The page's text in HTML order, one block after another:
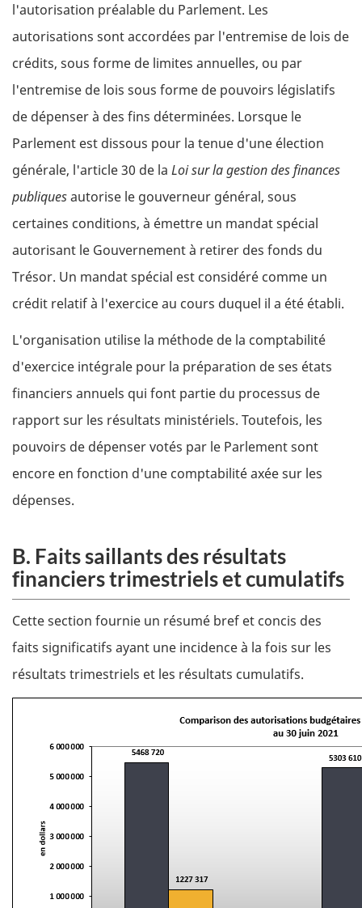
l'autorisation préalable du Parlement. Les
autorisations sont accordées par l'entremise de lois de
crédits, sous forme de limites annuelles, ou par
l'entremise de lois sous forme de pouvoirs législatifs
de dépenser à des fins déterminées. Lorsque le
Parlement est dissous pour la tenue d'une élection
générale, l'article 30 de la Loi sur la gestion des finances
publiquesautorise le gouverneur général, sous
certaines conditions, à émettre un mandat spécial
autorisant le Gouvernement à retirer des fonds du
Trésor. Un mandat spécial est considéré comme un
crédit relatif à l'exercice au cours duquel il a été établi.
L'organisation utilise la méthode de la comptabilité
d'exercice intégrale pour la préparation de ses états
financiers annuels qui font partie du processus de
rapport sur les résultats ministériels. Toutefois, les
pouvoirs de dépenser votés par le Parlement sont
encore en fonction d'une comptabilité axée sur les
dépenses.
B. Faits saillants des résultats
financiers trimestriels et cumulatifs
Cette section fournie un résumé bref et concis des
faits significatifs ayant une incidence à la fois sur les
résultats trimestriels et les résultats cumulatifs.